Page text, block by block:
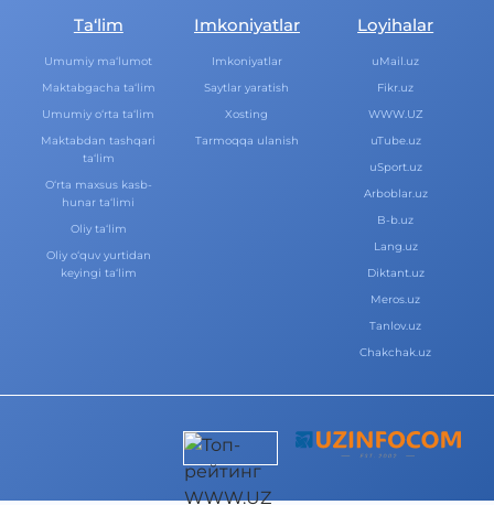
Ta‘lim
Umumiy ma‘lumot
Maktabgacha ta‘lim
Umumiy o‘rta ta‘lim
Maktabdan tashqari
ta‘lim
O‘rta maxsus kasb-
hunar ta‘limi
Oliy ta‘lim
Oliy o‘quv yurtidan
keyingi ta‘lim
Imkoniyatlar
Imkoniyatlar
Saytlar yaratish
Xosting
Tarmoqqa ulanish
Loyihalar
uMail.uz
Fikr.uz
WWW.UZ
uTube.uz
uSport.uz
Arboblar.uz
B-b.uz
Lang.uz
Diktant.uz
Meros.uz
Tanlov.uz
Chakchak.uz